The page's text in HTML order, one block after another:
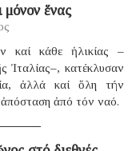
μόνον ἕνας
καί κάθε ἡλικίας –
κατέκλυσαν
ἀλλά καί ὅλη τήν
ἀπόσταση ἀπό τόν ναό.